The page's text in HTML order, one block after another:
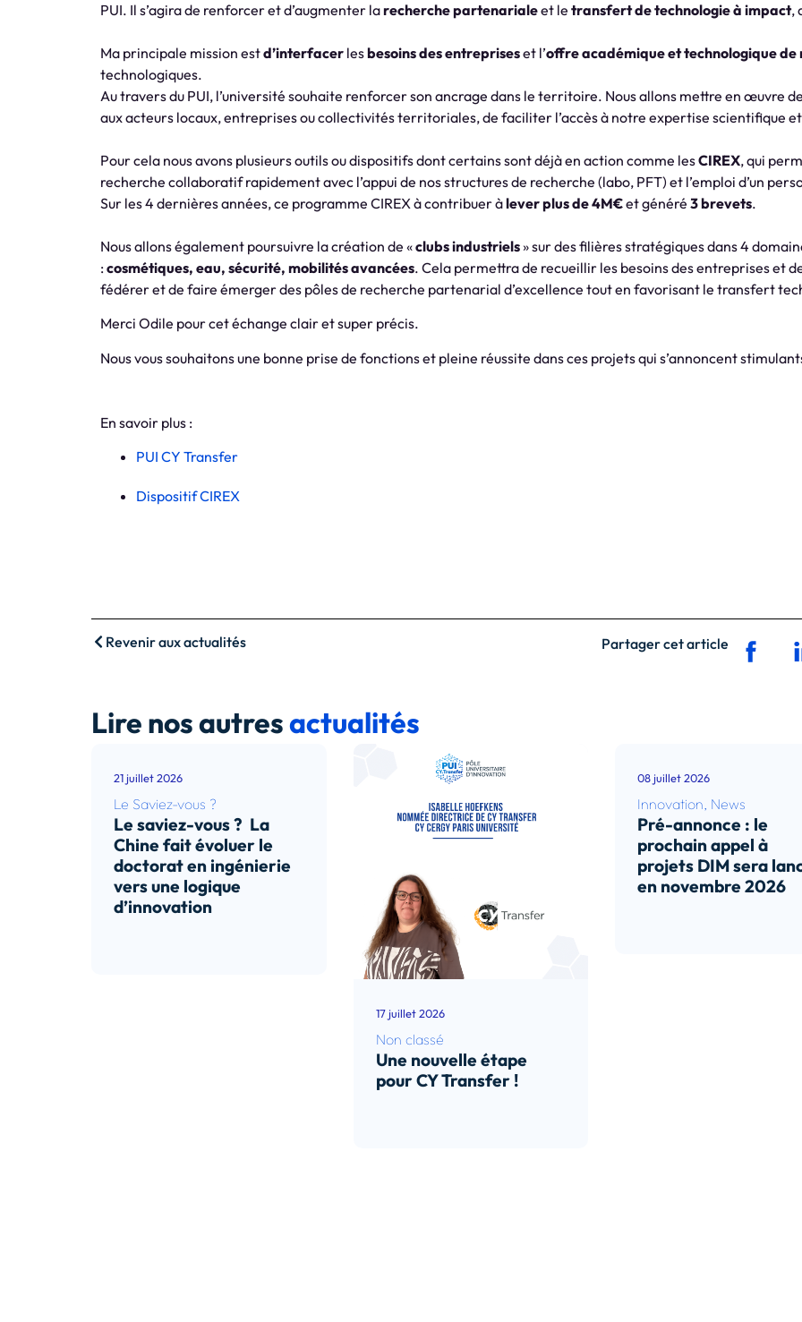
PUI. Il s’agira de renforcer et d’augmenter larecherche partenarialeet le transfert de technologie à impact,
Ma principale mission estd’interfacer lesbesoins des entrepriseset l’offre académique et technologique de
technologiques.
Au travers du PUI, l’université souhaite renforcer son ancrage dans le territoire. Nous allons mettre en œuvre
aux acteurs locaux, entreprises ou collectivités territoriales, de faciliter l’accès à notre expertise scientifique
Pour cela nous avons plusieurs outils ou dispositifs dont certains sont déjà en action comme lesCIREX, qui
recherche collaboratif rapidement avec l’appui de nos structures de recherche (labo, PFT) et l’emploi d’un
Sur les 4 dernières années, ce programme CIREX à contribuer àlever plus de 4M€et généré 3 brevets.
Nous allons également poursuivre la création de «clubs industriels» sur des filières stratégiques dans 4
:cosmétiques, eau, sécurité, mobilités avancées. Cela permettra de recueillir les besoins des entreprises et
fédérer et de faire émerger des pôles de recherche partenarial d’excellence tout en favorisant le transfert
Merci Odile pour cet échange clair et super précis.
Nous vous souhaitons une bonne prise de fonctions et pleine réussite dans ces projets qui s’annoncent
En savoir plus :
PUI CY Transfer
Dispositif CIREX
Revenir aux actualités Partager cet article
Lire nos autresactualités
21 juillet 2026
Le Saviez-vous ?
Le saviez-vous ? La
Chine fait évoluer le
doctorat en ingénierie
vers une logique
d’innovation
17 juillet 2026
Non classé
Une nouvelle étape
pour CY Transfer !
08 juillet 2026
Innovation, News
Pré-annonce : le
prochain appel à
projets DIM sera
en novembre 2026